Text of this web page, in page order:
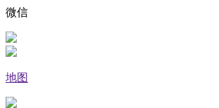
微信
地图